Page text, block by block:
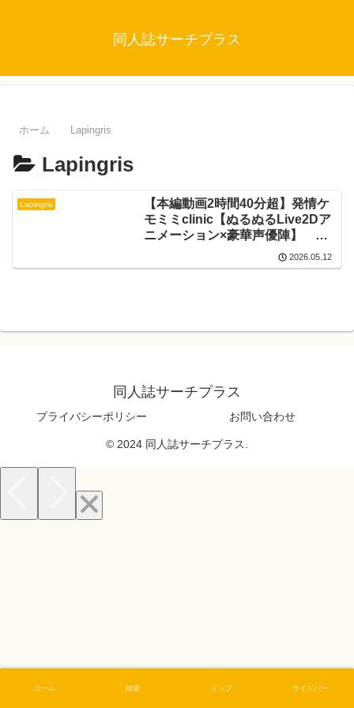
同人誌サーチプラス
ホーム Lapingris
Lapingris
Lapingris
【本編動画2時間40分超】発情ケ
モミミclinic【ぬるぬるLive2Dア
ニメーション×豪華声優陣】
2026.05.12
同人誌サーチプラス
プライバシーポリシー お問い合わせ
© 2024 同人誌サーチプラス.
ホーム 検索 トップ サイドバー